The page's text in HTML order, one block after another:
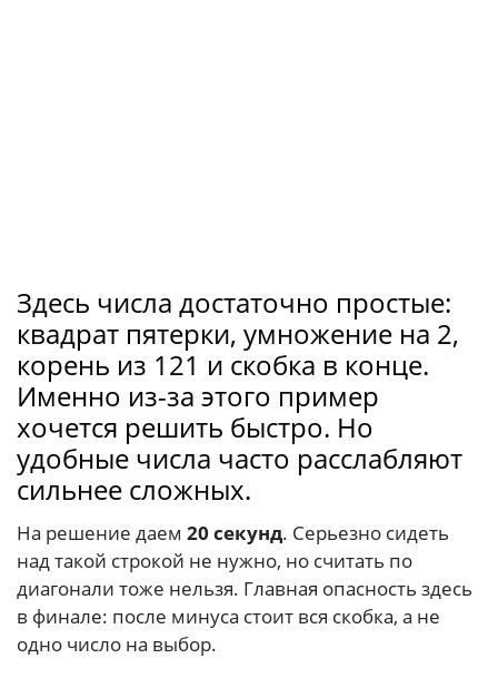
Здесь числа достаточно простые:
квадрат пятерки, умножение на 2,
корень из 121 и скобка в конце.
Именно из-за этого пример
хочется решить быстро. Но
удобные числа часто расслабляют
сильнее сложных.
На решение даем 20 секунд. Серьезно сидеть
над такой строкой не нужно, но считать по
диагонали тоже нельзя. Главная опасность здесь
в финале: после минуса стоит вся скобка, а не
одно число на выбор.